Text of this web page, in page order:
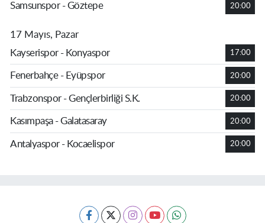
Samsunspor - Göztepe 20:00
17 Mayıs, Pazar
Kayserispor - Konyaspor
17:00
Fenerbahçe - Eyüpspor 20:00
Trabzonspor - Gençlerbirliği S.K. 20:00
Kasımpaşa - Galatasaray 20:00
Antalyaspor - Kocaelispor 20:00